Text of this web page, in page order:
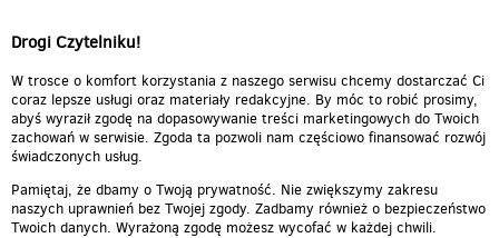
tylko dla dorosłych
Drogi Czytelniku!
W trosce o komfort korzystania z naszego serwisu chcemy dostarczać Ci
coraz lepsze usługi oraz materiały redakcyjne. By móc to robić prosimy,
abyś wyraził zgodę na dopasowywanie treści marketingowych do Twoich
zachowań w serwisie. Zgoda ta pozwoli nam częściowo finansować rozwój
świadczonych usług.
Pamiętaj, że dbamy o Twoją prywatność. Nie zwiększymy zakresu
naszych uprawnień bez Twojej zgody. Zadbamy również o bezpieczeństwo
Twoich danych. Wyrażoną zgodę możesz wycofać w każdej chwili.